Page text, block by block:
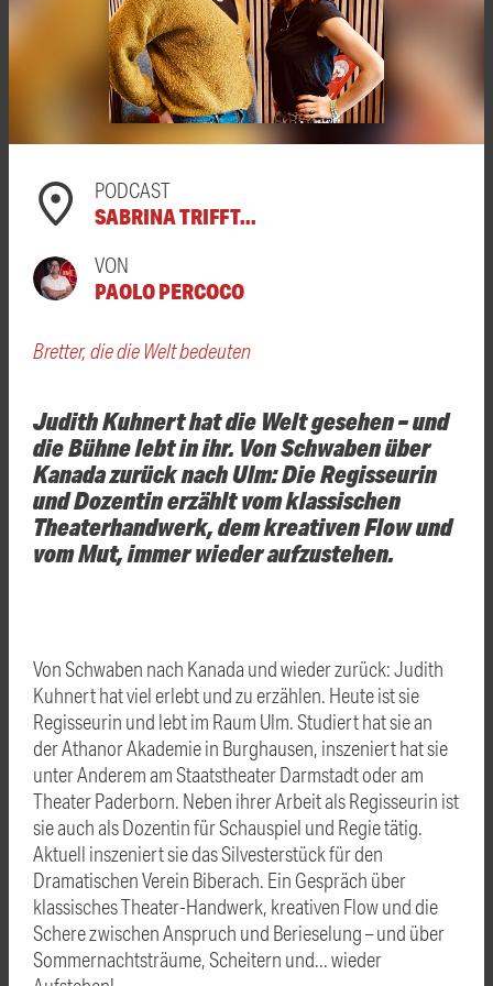
PODCAST
SABRINA TRIFFT...
VON
PAOLO PERCOCO
Bretter, die die Welt bedeuten
Judith Kuhnert hat die Welt gesehen – und
die Bühne lebt in ihr. Von Schwaben über
Kanada zurück nach Ulm: Die Regisseurin
und Dozentin erzählt vom klassischen
Theaterhandwerk, dem kreativen Flow und
vom Mut, immer wieder aufzustehen.
Von Schwaben nach Kanada und wieder zurück: Judith
Kuhnert hat viel erlebt und zu erzählen. Heute ist sie
Regisseurin und lebt im Raum Ulm. Studiert hat sie an
der Athanor Akademie in Burghausen, inszeniert hat sie
unter Anderem am Staatstheater Darmstadt oder am
Theater Paderborn. Neben ihrer Arbeit als Regisseurin ist
sie auch als Dozentin für Schauspiel und Regie tätig.
Aktuell inszeniert sie das Silvesterstück für den
Dramatischen Verein Biberach. Ein Gespräch über
klassisches Theater-Handwerk, kreativen Flow und die
Schere zwischen Anspruch und Berieselung – und über
Sommernachtsträume, Scheitern und... wieder